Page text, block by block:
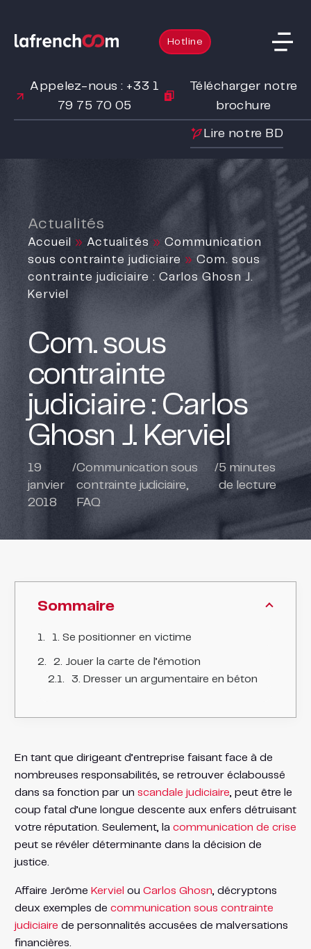
Hotline
Appelez-nous : +33 1
79 75 70 05
Télécharger notre
brochure
Lire notre BD
Actualités
Accueil » Actualités » Communication
sous contrainte judiciaire » Com. sous
contrainte judiciaire : Carlos Ghosn J.
Kerviel
Com. sous
contrainte
judiciaire : Carlos
Ghosn J. Kerviel
19
janvier
2018
/Communication sous
contrainte judiciaire,
FAQ
/5 minutes
de lecture
Sommaire
1. Se positionner en victime
2. Jouer la carte de l’émotion
3. Dresser un argumentaire en béton
En tant que dirigeant d’entreprise faisant face à de
nombreuses responsabilités, se retrouver éclaboussé
dans sa fonction par un scandale judiciaire , peut être le
coup fatal d’une longue descente aux enfers détruisant
votre réputation. Seulement, la communication de crise
peut se révéler déterminante dans la décision de
justice.
Affaire Jerôme Kerviel ou Carlos Ghosn , décryptons
deux exemples de communication sous contrainte
judiciaire de personnalités accusées de malversations
financières.